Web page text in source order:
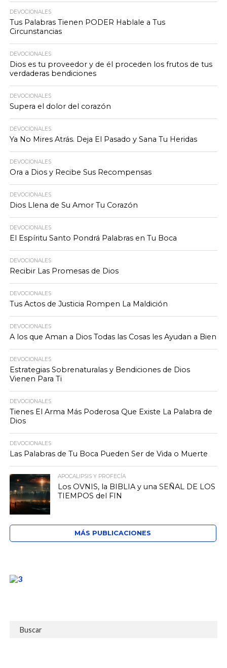
DEVOCIONALES
Tus Palabras Tienen PODER Hablale a Tus
Circunstancias
DEVOCIONALES
Dios es tu proveedor y de él proceden los frutos de tus
verdaderas bendiciones
DEVOCIONALES
Supera el dolor del corazón
DEVOCIONALES
Ya No Mires Atrás. Deja El Pasado y Sana Tu Heridas
DEVOCIONALES
Ora a Dios y Recibe Sus Recompensas
DEVOCIONALES
Dios Llena de Su Amor Tu Corazón
DEVOCIONALES
El Espíritu Santo Pondrá Palabras en Tu Boca
DEVOCIONALES
Recibir Las Promesas de Dios
DEVOCIONALES
Tus Actos de Justicia Rompen La Maldición
DEVOCIONALES
A los que Aman a Dios Todas las Cosas les Ayudan a Bien
DEVOCIONALES
Estrategias Sobrenaturalas y Bendiciones de Dios
Vienen Para Ti
DEVOCIONALES
Tienes El Arma Más Poderosa Que Existe La Palabra de
Dios
DEVOCIONALES
Las Palabras de Tu Boca Pueden Ser de Vida o Muerte
APOCALIPSIS Y PROFECÍA
Los OVNIS, la BIBLIA y una SEÑAL DE LOS
TIEMPOS del FIN
MÁS PUBLICACIONES